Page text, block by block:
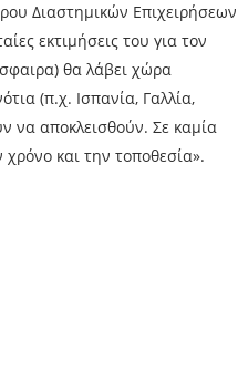
Διαστημικών Επιχειρήσεων
εκτιμήσεις του για τον
θα λάβει χώρα
(π.χ. Ισπανία, Γαλλία,
να αποκλεισθούν. Σε καμία
και την τοποθεσία».